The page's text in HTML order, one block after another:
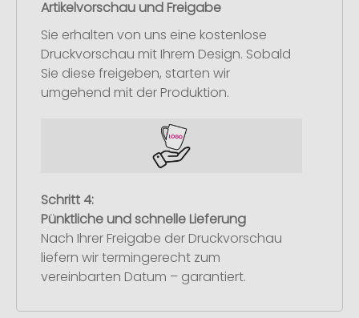
Artikelvorschau und Freigabe
Sie erhalten von uns eine kostenlose
Druckvorschau mit Ihrem Design. Sobald
Sie diese freigeben, starten wir
umgehend mit der Produktion.
Schritt 4:
Pünktliche und schnelle Lieferung
Nach Ihrer Freigabe der Druckvorschau
liefern wir termingerecht zum
vereinbarten Datum – garantiert.